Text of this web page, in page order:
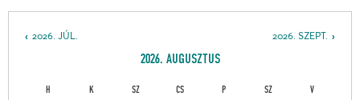
2026. SZEPT.
2026. JÚL.
2026. AUGUSZTUS
H K SZ CS P SZ V